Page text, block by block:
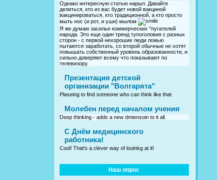
Однако интересную статью нарыл. Давайте
делиться, кто из вас будет новой вакциной
вакцинироваться, кто традиционной, а кто просто
мыть нос (и рот, и уши) мылом
Я же думаю засилье коммерческих "пугателей
народа. Это еще один тренд тупоголовия с разных
сторон - с первой нехорошие люди ложью
пытаются заработать, со второй обычные не хотят
повышать собственный уровень образованности, и
сильно доверяют всему что показывают по
телевизору.
Презентация детской
организации "Волгарята"
Plaseing to find someone who can think like that
Молебен перед началом учения
Deep thinking - adds a new dmiensoin to it all.
C Днём медицинского
работника!
Cool! That's a clever way of looinkg at it!
Наш опрос